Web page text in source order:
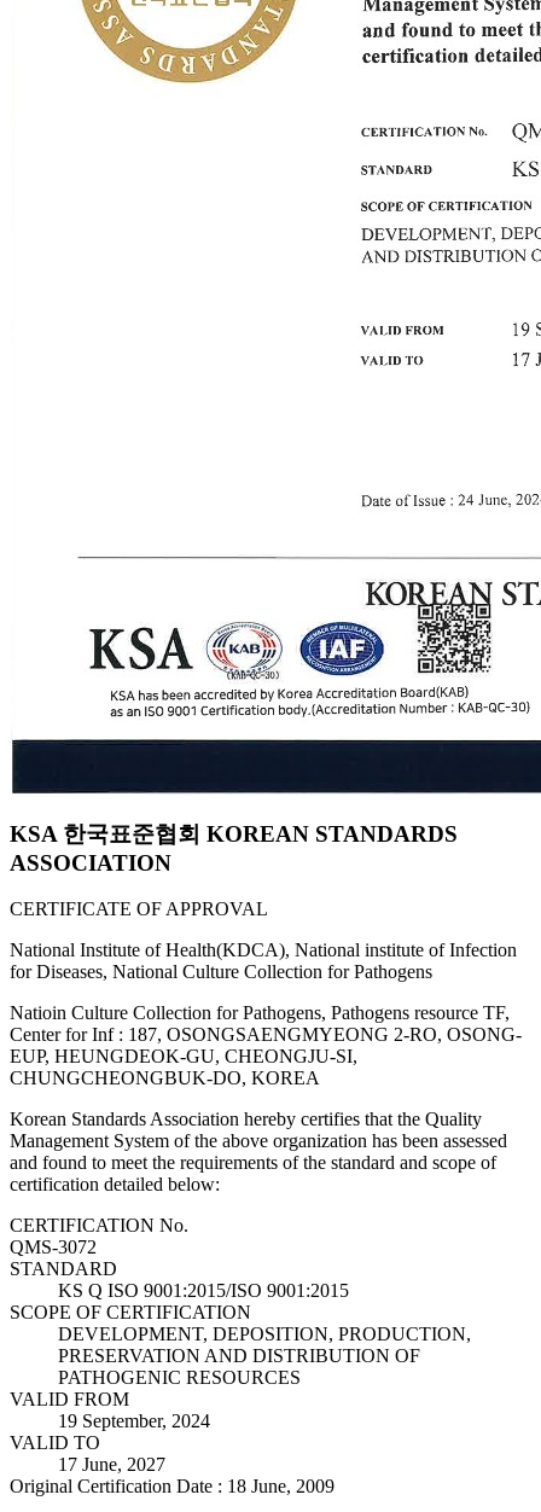
KSA 한국표준협회 KOREAN STANDARDS
ASSOCIATION
CERTIFICATE OF APPROVAL
National Institute of Health(KDCA), National institute of Infection
for Diseases, National Culture Collection for Pathogens
Natioin Culture Collection for Pathogens, Pathogens resource TF,
Center for Inf : 187, OSONGSAENGMYEONG 2-RO, OSONG-
EUP, HEUNGDEOK-GU, CHEONGJU-SI,
CHUNGCHEONGBUK-DO, KOREA
Korean Standards Association hereby certifies that the Quality
Management System of the above organization has been assessed
and found to meet the requirements of the standard and scope of
certification detailed below:
CERTIFICATION No.
QMS-3072
STANDARD
KS Q ISO 9001:2015/ISO 9001:2015
SCOPE OF CERTIFICATION
DEVELOPMENT, DEPOSITION, PRODUCTION,
PRESERVATION AND DISTRIBUTION OF
PATHOGENIC RESOURCES
VALID FROM
19 September, 2024
VALID TO
17 June, 2027
Original Certification Date : 18 June, 2009